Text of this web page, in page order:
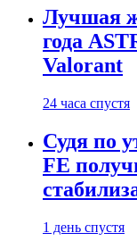
Лучшая
года
Valorant
24 часа спустя
Судя по
FE
1 день спустя